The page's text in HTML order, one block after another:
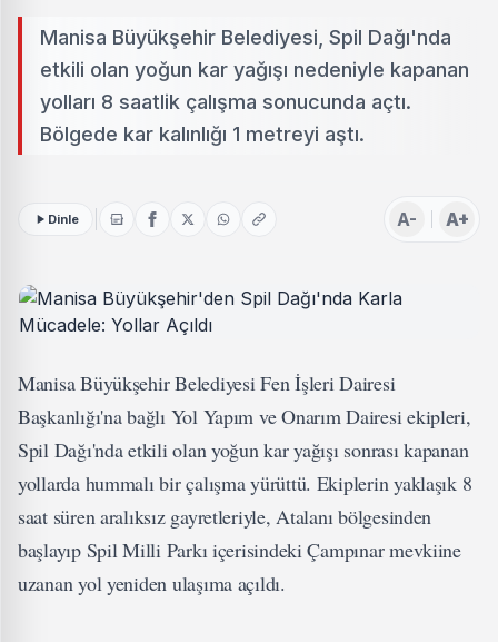
Manisa Büyükşehir Belediyesi, Spil Dağı'nda
etkili olan yoğun kar yağışı nedeniyle kapanan
yolları 8 saatlik çalışma sonucunda açtı.
Bölgede kar kalınlığı 1 metreyi aştı.
Dinle A- A+
Manisa Büyükşehir Belediyesi Fen İşleri Dairesi
Başkanlığı'na bağlı Yol Yapım ve Onarım Dairesi ekipleri,
Spil Dağı'nda etkili olan yoğun kar yağışı sonrası kapanan
yollarda hummalı bir çalışma yürüttü. Ekiplerin yaklaşık 8
saat süren aralıksız gayretleriyle, Atalanı bölgesinden
başlayıp Spil Milli Parkı içerisindeki Çampınar mevkiine
uzanan yol yeniden ulaşıma açıldı.